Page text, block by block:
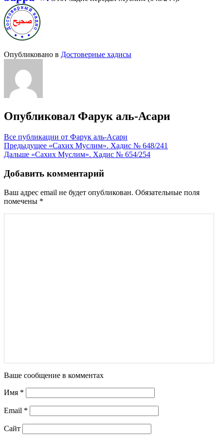
Опубликовано в Достоверные хадисы
Опубликовал Фарук аль-Асари
Все публикации от Фарук аль-Асари
Навигация
по
записям
Предыдущее «Сахих Муслим». Хадис № 648/241
Дальше «Сахих Муслим». Хадис № 654/254
Добавить комментарий
Ваш адрес email не будет опубликован. Обязательные поля
помечены *
Ваше сообщение в комментах
Имя *
Email *
Сайт